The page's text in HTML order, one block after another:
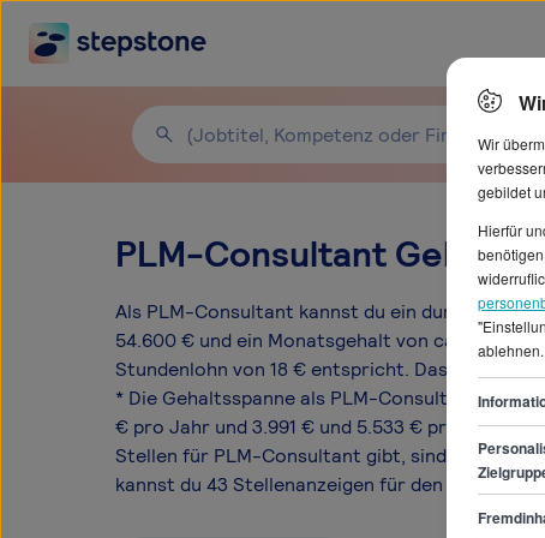
PLM-Consultant
Als PLM-Consultant kannst du ein
54.600 € und ein Monatsgehalt von ca. 4.550 €
Stundenlohn von 18 € entspricht. Das
* Die Gehaltsspanne als PLM-Consultant liegt
€ pro Jahr und 3.991 € und 5.533 € pro
Stellen für PLM-Consultant gibt, sind Hamburg,
kannst du 43 Stellenanzeigen für den Beruf
Wir
gebildet
Hierfür